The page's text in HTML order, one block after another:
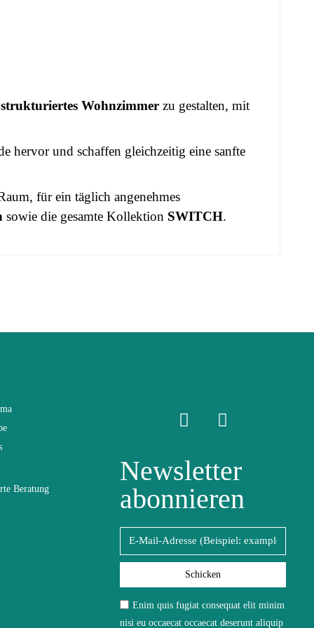
Wohnzimmer zu gestalten, mit
hervor und schaffen gleichzeitig eine sanfte
für ein täglich angenehmes
sowie die gesamte Kollektion SWITCH.
Beratung
Newsletter
abonnieren
Schicken
Enim quis fugiat consequat elit minim
nisi eu occaecat occaecat deserunt aliquip